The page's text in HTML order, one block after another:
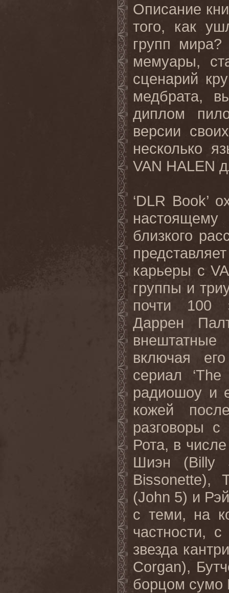
Описание
того, как
групп
мемуары,
сценарий
медбрата,
диплом
версии
несколько
VAN HALEN
‘DLR Book’
близкого
карьеры с
группы и
почти 100
Даррен
внештатные
включая
сериал ‘The
радиошоу и
кожей
разговоры
Рота, в
Шиэн (Billy
Bissonette),
(John 5) и
с теми, на
частности,
звезда
Corgan),
борцом сумо